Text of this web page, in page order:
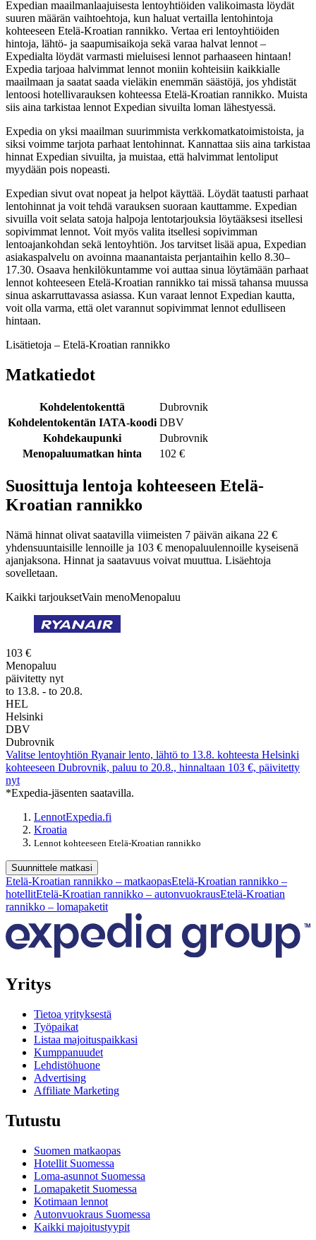
Expedian maailmanlaajuisesta lentoyhtiöiden valikoimasta löydät
suuren määrän vaihtoehtoja, kun haluat vertailla lentohintoja
kohteeseen Etelä-Kroatian rannikko. Vertaa eri lentoyhtiöiden
hintoja, lähtö- ja saapumisaikoja sekä varaa halvat lennot –
Expedialta löydät varmasti mieluisesi lennot parhaaseen hintaan!
Expedia tarjoaa halvimmat lennot moniin kohteisiin kaikkialle
maailmaan ja saatat saada vieläkin enemmän säästöjä, jos yhdistät
lentoosi hotellivarauksen kohteessa Etelä-Kroatian rannikko. Muista
siis aina tarkistaa lennot Expedian sivuilta loman lähestyessä.
Expedia on yksi maailman suurimmista verkkomatkatoimistoista, ja
siksi voimme tarjota parhaat lentohinnat. Kannattaa siis aina tarkistaa
hinnat Expedian sivuilta, ja muistaa, että halvimmat lentoliput
myydään pois nopeasti.
Expedian sivut ovat nopeat ja helpot käyttää. Löydät taatusti parhaat
lentohinnat ja voit tehdä varauksen suoraan kauttamme. Expedian
sivuilla voit selata satoja halpoja lentotarjouksia löytääksesi itsellesi
sopivimmat lennot. Voit myös valita itsellesi sopivimman
lentoajankohdan sekä lentoyhtiön. Jos tarvitset lisää apua, Expedian
asiakaspalvelu on avoinna maanantaista perjantaihin kello 8.30–
17.30. Osaava henkilökuntamme voi auttaa sinua löytämään parhaat
lennot kohteeseen Etelä-Kroatian rannikko tai missä tahansa muussa
sinua askarruttavassa asiassa. Kun varaat lennot Expedian kautta,
voit olla varma, että olet varannut sopivimmat lennot edulliseen
hintaan.
Lisätietoja – Etelä-Kroatian rannikko
Matkatiedot
Kohdelentokenttä
Dubrovnik
Kohdelentokentän IATA-koodi DBV
Kohdekaupunki
Dubrovnik
Menopaluumatkan hinta
102 €
Suosittuja lentoja kohteeseen Etelä-
Kroatian rannikko
Nämä hinnat olivat saatavilla viimeisten 7 päivän aikana 22 €
yhdensuuntaisille lennoille ja 103 € menopaluulennoille kyseisenä
ajanjaksona. Hinnat ja saatavuus voivat muuttua. Lisäehtoja
sovelletaan.
Kaikki tarjouksetVain menoMenopaluu
103 €
Menopaluu
päivitetty nyt
to 13.8. - to 20.8.
HEL
Helsinki
DBV
Dubrovnik
Valitse lentoyhtiön Ryanair lento, lähtö to 13.8. kohteesta Helsinki
kohteeseen Dubrovnik, paluu to 20.8., hinnaltaan 103 €, päivitetty
nyt
*Expedia-jäsenten saatavilla.
LennotExpedia.fi
Kroatia
Lennot kohteeseen Etelä-Kroatian rannikko
Suunnittele matkasi
Etelä-Kroatian rannikko – matkaopasEtelä-Kroatian rannikko –
hotellitEtelä-Kroatian rannikko – autonvuokrausEtelä-Kroatian
rannikko – lomapaketit
Yritys
Tietoa yrityksestä
Työpaikat
Listaa majoituspaikkasi
Kumppanuudet
Lehdistöhuone
Advertising
Affiliate Marketing
Tutustu
Suomen matkaopas
Hotellit Suomessa
Loma-asunnot Suomessa
Lomapaketit Suomessa
Kotimaan lennot
Autonvuokraus Suomessa
Kaikki majoitustyypit